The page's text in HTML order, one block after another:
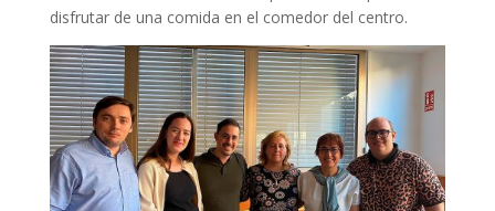
disfrutar de una comida en el comedor del centro.